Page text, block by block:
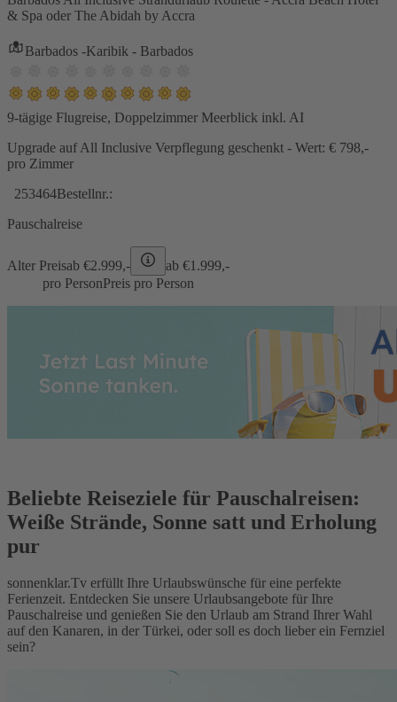
& Spa oder The Abidah by Accra
Barbados -Karibik - Barbados
9-tägige Flugreise, Doppelzimmer Meerblick inkl. AI
Upgrade auf All Inclusive Verpflegung geschenkt - Wert: € 798,-
pro Zimmer
253464Bestellnr.:
Pauschalreise
Alter Preisab €2.999,- ab €1.999,-
pro PersonPreis pro Person
Beliebte Reiseziele für Pauschalreisen:
Weiße Strände, Sonne satt und Erholung
pur
sonnenklar.Tv erfüllt Ihre Urlaubswünsche für eine perfekte
Ferienzeit. Entdecken Sie unsere Urlaubsangebote für Ihre
Pauschalreise und genießen Sie den Urlaub am Strand Ihrer Wahl
auf den Kanaren, in der Türkei, oder soll es doch lieber ein Fernziel
sein?